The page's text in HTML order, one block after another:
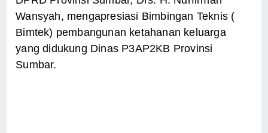
Wansyah, mengapresiasi Bimbingan Teknis (
Bimtek) pembangunan ketahanan keluarga
yang didukung Dinas P3AP2KB Provinsi
Sumbar.